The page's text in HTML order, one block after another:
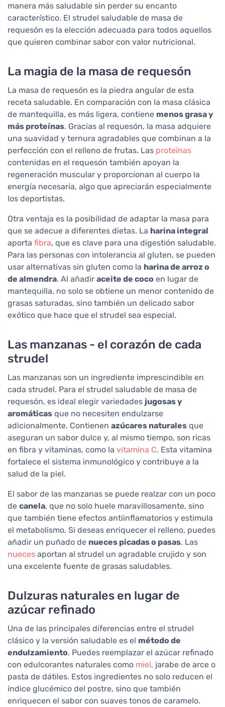
manera más saludable sin perder su encanto
característico. El strudel saludable de masa de
requesón es la elección adecuada para todos aquellos
que quieren combinar sabor con valor nutricional.
La magia de la masa de requesón
La masa de requesón es la piedra angular de esta
receta saludable. En comparación con la masa clásica
de mantequilla, es más ligera, contiene menos grasa y
más proteínas. Gracias al requesón, la masa adquiere
una suavidad y ternura agradables que combinan a la
perfección con el relleno de frutas. Las proteínas
contenidas en el requesón también apoyan la
regeneración muscular y proporcionan al cuerpo la
energía necesaria, algo que apreciarán especialmente
los deportistas.
Otra ventaja es la posibilidad de adaptar la masa para
que se adecue a diferentes dietas. La harina integral
aporta fibra, que es clave para una digestión saludable.
Para las personas con intolerancia al gluten, se pueden
usar alternativas sin gluten como la harina de arroz o
de almendra. Al añadir aceite de coco en lugar de
mantequilla, no solo se obtiene un menor contenido de
grasas saturadas, sino también un delicado sabor
exótico que hace que el strudel sea especial.
Las manzanas - el corazón de cada
strudel
Las manzanas son un ingrediente imprescindible en
cada strudel. Para el strudel saludable de masa de
requesón, es ideal elegir variedades jugosas y
aromáticas que no necesiten endulzarse
adicionalmente. Contienen azúcares naturales que
aseguran un sabor dulce y, al mismo tiempo, son ricas
en fibra y vitaminas, como la vitamina C. Esta vitamina
fortalece el sistema inmunológico y contribuye a la
salud de la piel.
El sabor de las manzanas se puede realzar con un poco
de canela, que no solo huele maravillosamente, sino
que también tiene efectos antiinflamatorios y estimula
el metabolismo. Si deseas enriquecer el relleno, puedes
añadir un puñado de nueces picadas o pasas. Las
nueces aportan al strudel un agradable crujido y son
una excelente fuente de grasas saludables.
Dulzuras naturales en lugar de
azúcar refinado
Una de las principales diferencias entre el strudel
clásico y la versión saludable es el método de
endulzamiento. Puedes reemplazar el azúcar refinado
con edulcorantes naturales como miel, jarabe de arce o
pasta de dátiles. Estos ingredientes no solo reducen el
índice glucémico del postre, sino que también
enriquecen el sabor con suaves tonos de caramelo.